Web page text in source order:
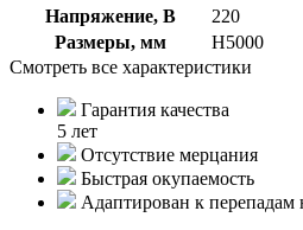
Напряжение, В
220
Размеры, мм
Н5000
Смотреть все характеристики
Гарантия качества
5 лет
Отсутствие мерцания
Быстрая окупаемость
Адаптирован к перепадам